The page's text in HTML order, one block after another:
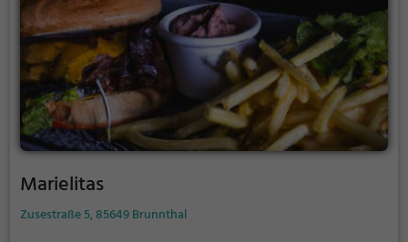
Marielitas
Zusestraße 5, 85649 Brunnthal